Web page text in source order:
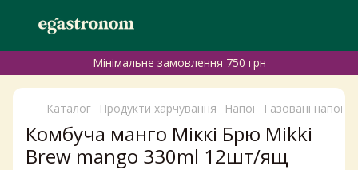
Мінімальне замовлення 750 грн
Каталог Продукти харчування Напої Газовані напої
Комбуча манго Міккі Брю Mikki
Brew mango 330ml 12шт/ящ